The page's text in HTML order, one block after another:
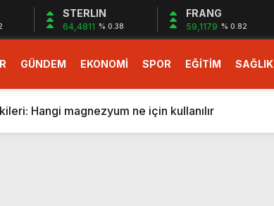
STERLIN
64,4811 % 0.38
FRANG
59,1179 % 0.82
GÜNDEM EKONOMİ SPOR EĞİTİM SAĞLIK
dev teklif
gelecek yeni özellikler belli oldu
Hangi magnezyum ne için kullanılır
başlıyor